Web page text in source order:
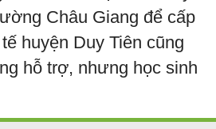
Châu Giang để cấp
huyện Duy Tiên cũng
hỗ trợ, nhưng học sinh